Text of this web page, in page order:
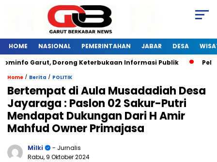
HOME NASIONAL PEMERINTAHAN JABAR DESA
Garut, Dorong Keterbukaan Informasi Publik
Home / Berita / POLITIK
Bertempat di Aula Musadadiah Desa
Jayaraga : Paslon 02 Sakur-Putri
Mendapat Dukungan Dari H Amir
Mahfud Owner Primajasa
Milki
- Jurnalis
Rabu, 9 Oktober 2024